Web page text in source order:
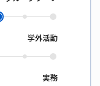
学外活動
実務